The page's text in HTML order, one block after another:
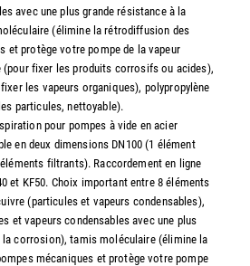
avec une plus grande résistance à la
(élimine la rétrodiffusion des
et protège votre pompe de la vapeur
(pour fixer les produits corrosifs ou acides),
les vapeurs organiques), polypropylène
particules, nettoyable).
pour pompes à vide en acier
en deux dimensions DN100 (1 élément
filtrants). Raccordement en ligne
et KF50. Choix important entre 8 éléments
(particules et vapeurs condensables),
et vapeurs condensables avec une plus
la corrosion), tamis moléculaire (élimine la
mécaniques et protège votre pompe